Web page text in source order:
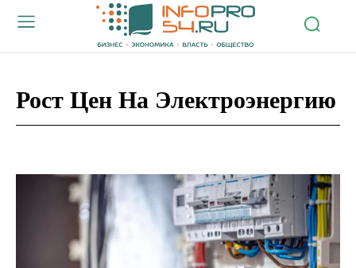
Рост Цен На Электроэнергию